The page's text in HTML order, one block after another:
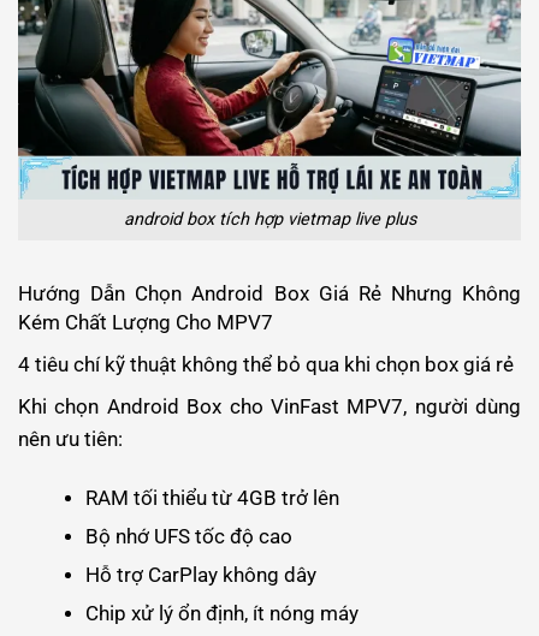
android box tích hợp vietmap live plus
Hướng Dẫn Chọn Android Box Giá Rẻ Nhưng Không
Kém Chất Lượng Cho MPV7
4 tiêu chí kỹ thuật không thể bỏ qua khi chọn box giá rẻ
Khi chọn Android Box cho VinFast MPV7, người dùng
nên ưu tiên:
RAM tối thiểu từ 4GB trở lên
Bộ nhớ UFS tốc độ cao
Hỗ trợ CarPlay không dây
Chip xử lý ổn định, ít nóng máy